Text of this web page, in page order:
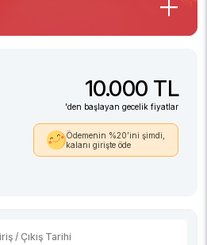
10.000 TL
'den başlayan gecelik fiyatlar
Ödemenin %20’ini şimdi,
kalanı girişte öde
/ Çıkış Tarihi